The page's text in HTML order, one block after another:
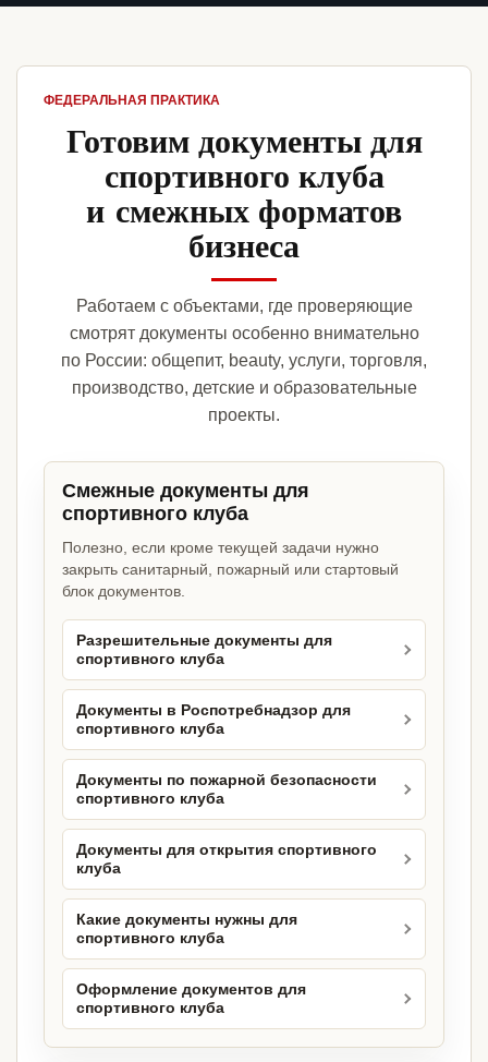
ФЕДЕРАЛЬНАЯ ПРАКТИКА
Готовим документы для
спортивного клуба
и смежных форматов
бизнеса
Работаем с объектами, где проверяющие
смотрят документы особенно внимательно
по России: общепит, beauty, услуги, торговля,
производство, детские и образовательные
проекты.
Смежные документы для
спортивного клуба
Полезно, если кроме текущей задачи нужно
закрыть санитарный, пожарный или стартовый
блок документов.
Разрешительные документы для
спортивного клуба
Документы в Роспотребнадзор для
спортивного клуба
Документы по пожарной безопасности
спортивного клуба
Документы для открытия спортивного
клуба
Какие документы нужны для
спортивного клуба
Оформление документов для
спортивного клуба